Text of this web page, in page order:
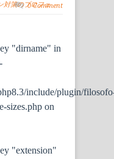
策のプロフェ
0 Comment
"dirname" in
include/plugin/
sizes.php on
"extension"